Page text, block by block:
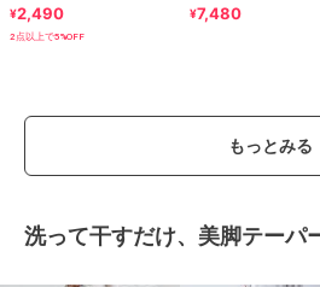
¥2,490
2点以上で5%OFF
ズあり
¥7,480
もっとみる
洗って干すだけ、美脚テーパ